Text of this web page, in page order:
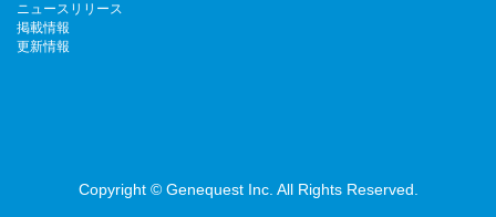
ニュースリリース
掲載情報
更新情報
Copyright © Genequest Inc. All Rights Reserved.